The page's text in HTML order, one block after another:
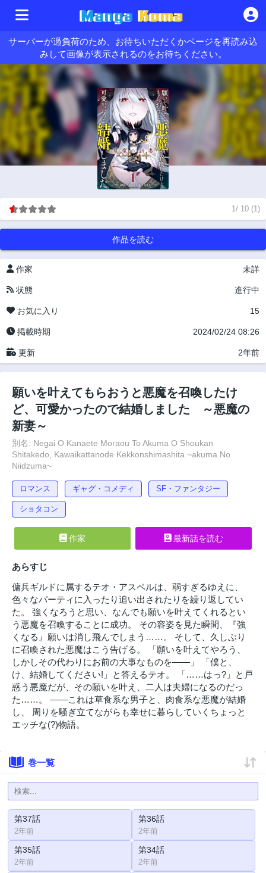
サーバーが過負荷のため、お待ちいただくかページを再読み込
みして画像が表示されるのをお待ちください。
1/ 10 (1)
作品を読む
作家 未詳
状態 進行中
お気に入り 15
掲載時期 2024/02/24 08:26
更新 2年前
願いを叶えてもらおうと悪魔を召喚したけ
ど、可愛かったので結婚しました ～悪魔の
新妻～
別名: Negai O Kanaete Moraou To Akuma O Shoukan
Shitakedo, Kawaikattanode Kekkonshimashita ~akuma No
Niidzuma~
ロマンス ギャグ・コメディ SF・ファンタジー
ショタコン
作家 最新話を読む
あらすじ
傭兵ギルドに属するテオ・アスペルは、弱すぎるゆえに、
色々なパーティに入ったり追い出されたりを繰り返してい
た。 強くなろうと思い、なんでも願いを叶えてくれるとい
う悪魔を召喚することに成功。 その容姿を見た瞬間、『強
くなる』願いは消し飛んでしまう……。 そして、久しぶり
に召喚された悪魔はこう告げる。 「願いを叶えてやろう、
しかしその代わりにお前の大事なものを――」 「僕と、
け、結婚してください!」と答えるテオ。 「……はっ?」と戸
惑う悪魔だが、その願いを叶え、二人は夫婦になるのだっ
た……。 ――これは草食系な男子と、肉食系な悪魔が結婚
し、 周りを騒ぎ立てながらも幸せに暮らしていくちょっと
エッチな(?)物語。
巻一覧
第37話
2年前
第36話
2年前
第35話
2年前
第34話
2年前